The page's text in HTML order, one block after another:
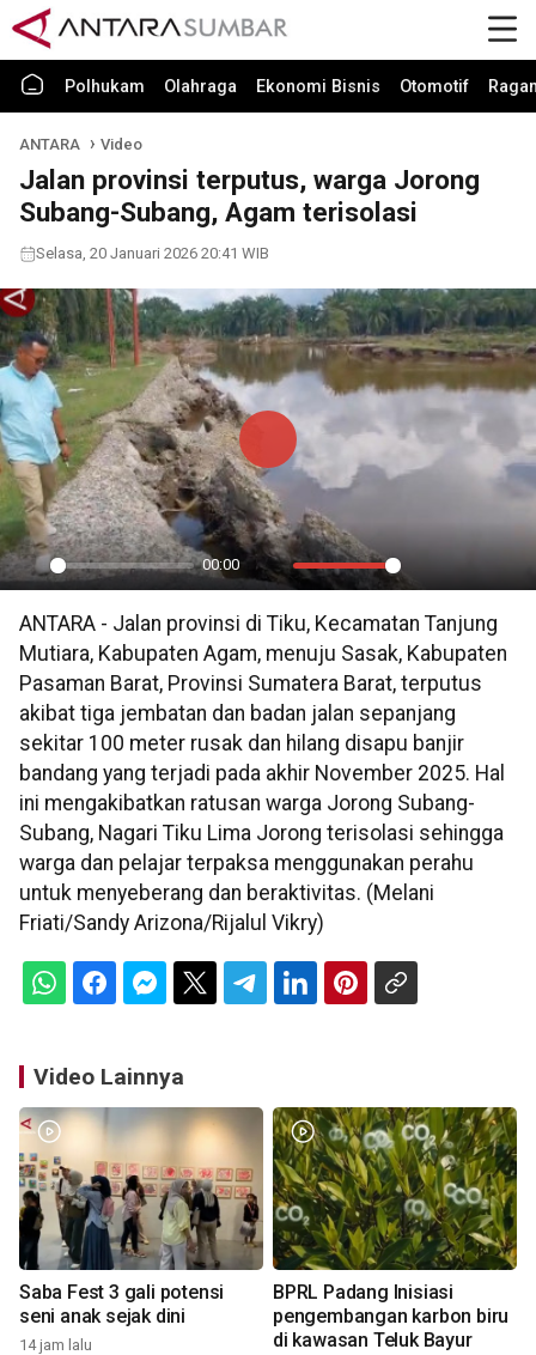
Polhukam Olahraga Ekonomi Bisnis Otomotif
ANTARA Video
Jalan provinsi terputus, warga Jorong
Subang-Subang, Agam terisolasi
Selasa, 20 Januari 2026 20:41 WIB
Play
00:00
Mute Settings
PIP
Play
ANTARA - Jalan provinsi di Tiku, Kecamatan Tanjung
Mutiara, Kabupaten Agam, menuju Sasak, Kabupaten
Pasaman Barat, Provinsi Sumatera Barat, terputus
akibat tiga jembatan dan badan jalan sepanjang
sekitar 100 meter rusak dan hilang disapu banjir
bandang yang terjadi pada akhir November 2025. Hal
ini mengakibatkan ratusan warga Jorong Subang-
Subang, Nagari Tiku Lima Jorong terisolasi sehingga
warga dan pelajar terpaksa menggunakan perahu
untuk menyeberang dan beraktivitas. (Melani
Friati/Sandy Arizona/Rijalul Vikry)
Video Lainnya
Saba Fest 3 gali potensi
seni anak sejak dini
14 jam lalu
BPRL Padang Inisiasi
pengembangan karbon biru
di kawasan Teluk Bayur